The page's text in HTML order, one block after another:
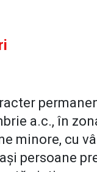
a.c., în
minore, cu
persoane